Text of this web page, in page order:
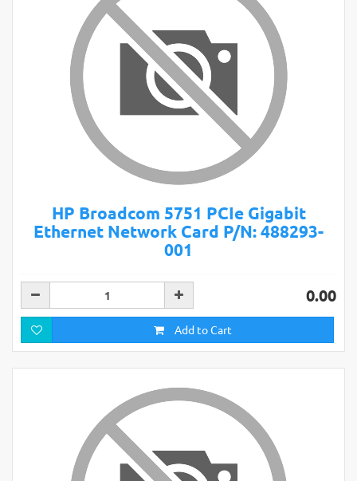
HP Broadcom 5751 PCIe Gigabit
Ethernet Network Card P/N: 488293-
001
0.00
Add to Cart